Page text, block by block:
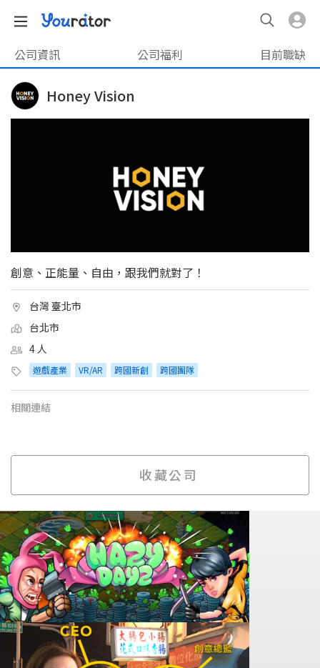
公司資訊 公司福利 目前職缺
Honey Vision
創意、正能量、自由，跟我們就對了！
台灣 臺北市
台北市
4 人
遊戲產業 VR/AR 跨國新創 跨國團隊
相關連結
收藏公司